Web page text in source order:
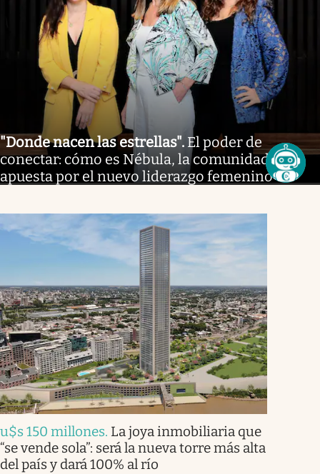
"Donde nacen las estrellas". El poder de
conectar: cómo es Nébula, la comunidad que
apuesta por el nuevo liderazgo femenino
u$s 150 millones. La joya inmobiliaria que
“se vende sola”: será la nueva torre más alta
del país y dará 100% al río